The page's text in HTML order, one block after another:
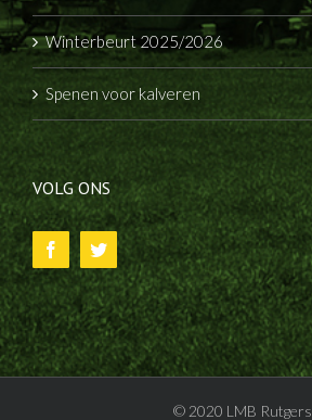
Winterbeurt 2025/2026
Spenen voor kalveren
VOLG ONS
© 2020 LMB Rutgers